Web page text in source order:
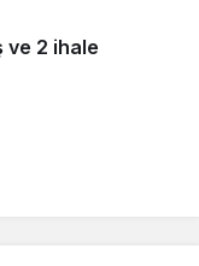
ve 2 ihale